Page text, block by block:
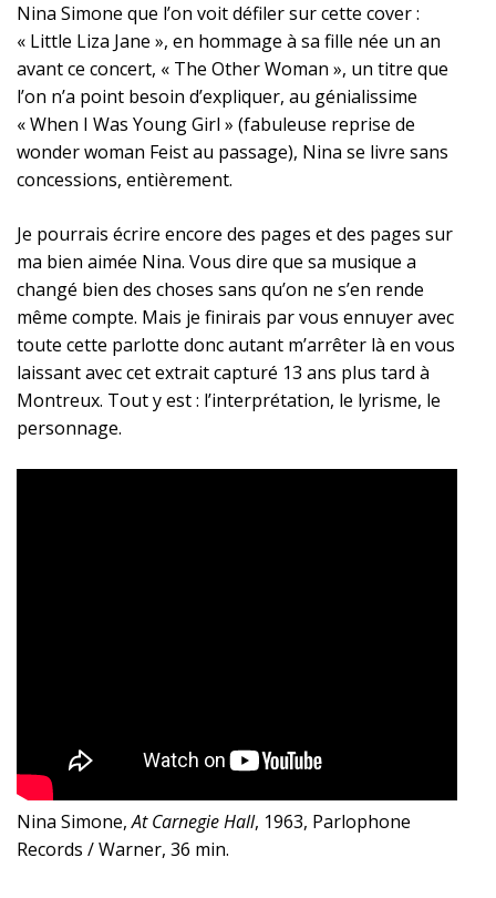
Nina Simone que l’on voit défiler sur cette cover :
« Little Liza Jane », en hommage à sa fille née un an
avant ce concert, « The Other Woman », un titre que
l’on n’a point besoin d’expliquer, au génialissime
« When I Was Young Girl » (fabuleuse reprise de
wonder woman Feist au passage), Nina se livre sans
concessions, entièrement.
Je pourrais écrire encore des pages et des pages sur
ma bien aimée Nina. Vous dire que sa musique a
changé bien des choses sans qu’on ne s’en rende
même compte. Mais je finirais par vous ennuyer avec
toute cette parlotte donc autant m’arrêter là en vous
laissant avec cet extrait capturé 13 ans plus tard à
Montreux. Tout y est : l’interprétation, le lyrisme, le
personnage.
Nina Simone,At Carnegie Hall, 1963, Parlophone
Records / Warner, 36 min.